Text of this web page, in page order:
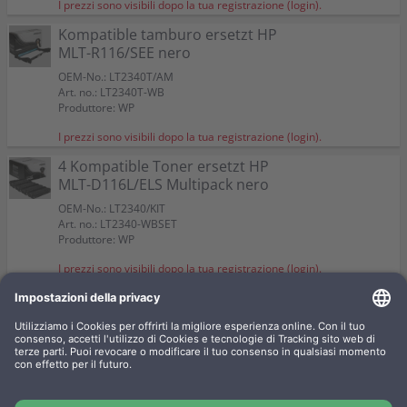
I prezzi sono visibili dopo la tua registrazione (login).
Kompatible tamburo ersetzt HP
MLT-R116/SEE nero
OEM-No.: LT2340T/AM
Art. no.: LT2340T-WB
Produttore: WP
I prezzi sono visibili dopo la tua registrazione (login).
4 Kompatible Toner ersetzt HP
MLT-D116L/ELS Multipack nero
OEM-No.: LT2340/KIT
Art. no.: LT2340-WBSET
Produttore: WP
I prezzi sono visibili dopo la tua registrazione (login).
2 Kompatible Toner ersetzt HP
nero
OEM-No.: LT2340/2AM
Art. no.: LT2340-WBSET2